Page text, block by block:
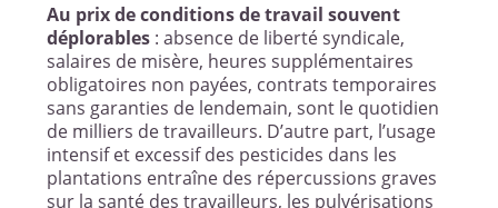
Au prix de conditions de travail souvent
déplorables: absence de liberté syndicale,
salaires de misère, heures supplémentaires
obligatoires non payées, contrats temporaires
sans garanties de lendemain, sont le quotidien
de milliers de travailleurs. D’autre part, l’usage
intensif et excessif des pesticides dans les
plantations entraîne des répercussions graves
sur la santé des travailleurs, les pulvérisations